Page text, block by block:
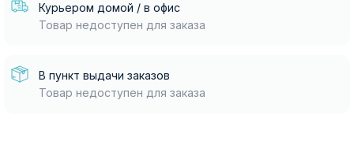
О компании
Курьером домой / в офис
Товар недоступен для заказа
В пункт выдачи заказов
Товар недоступен для заказа